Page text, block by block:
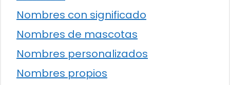
Nombres con significado
Nombres de mascotas
Nombres personalizados
Nombres propios